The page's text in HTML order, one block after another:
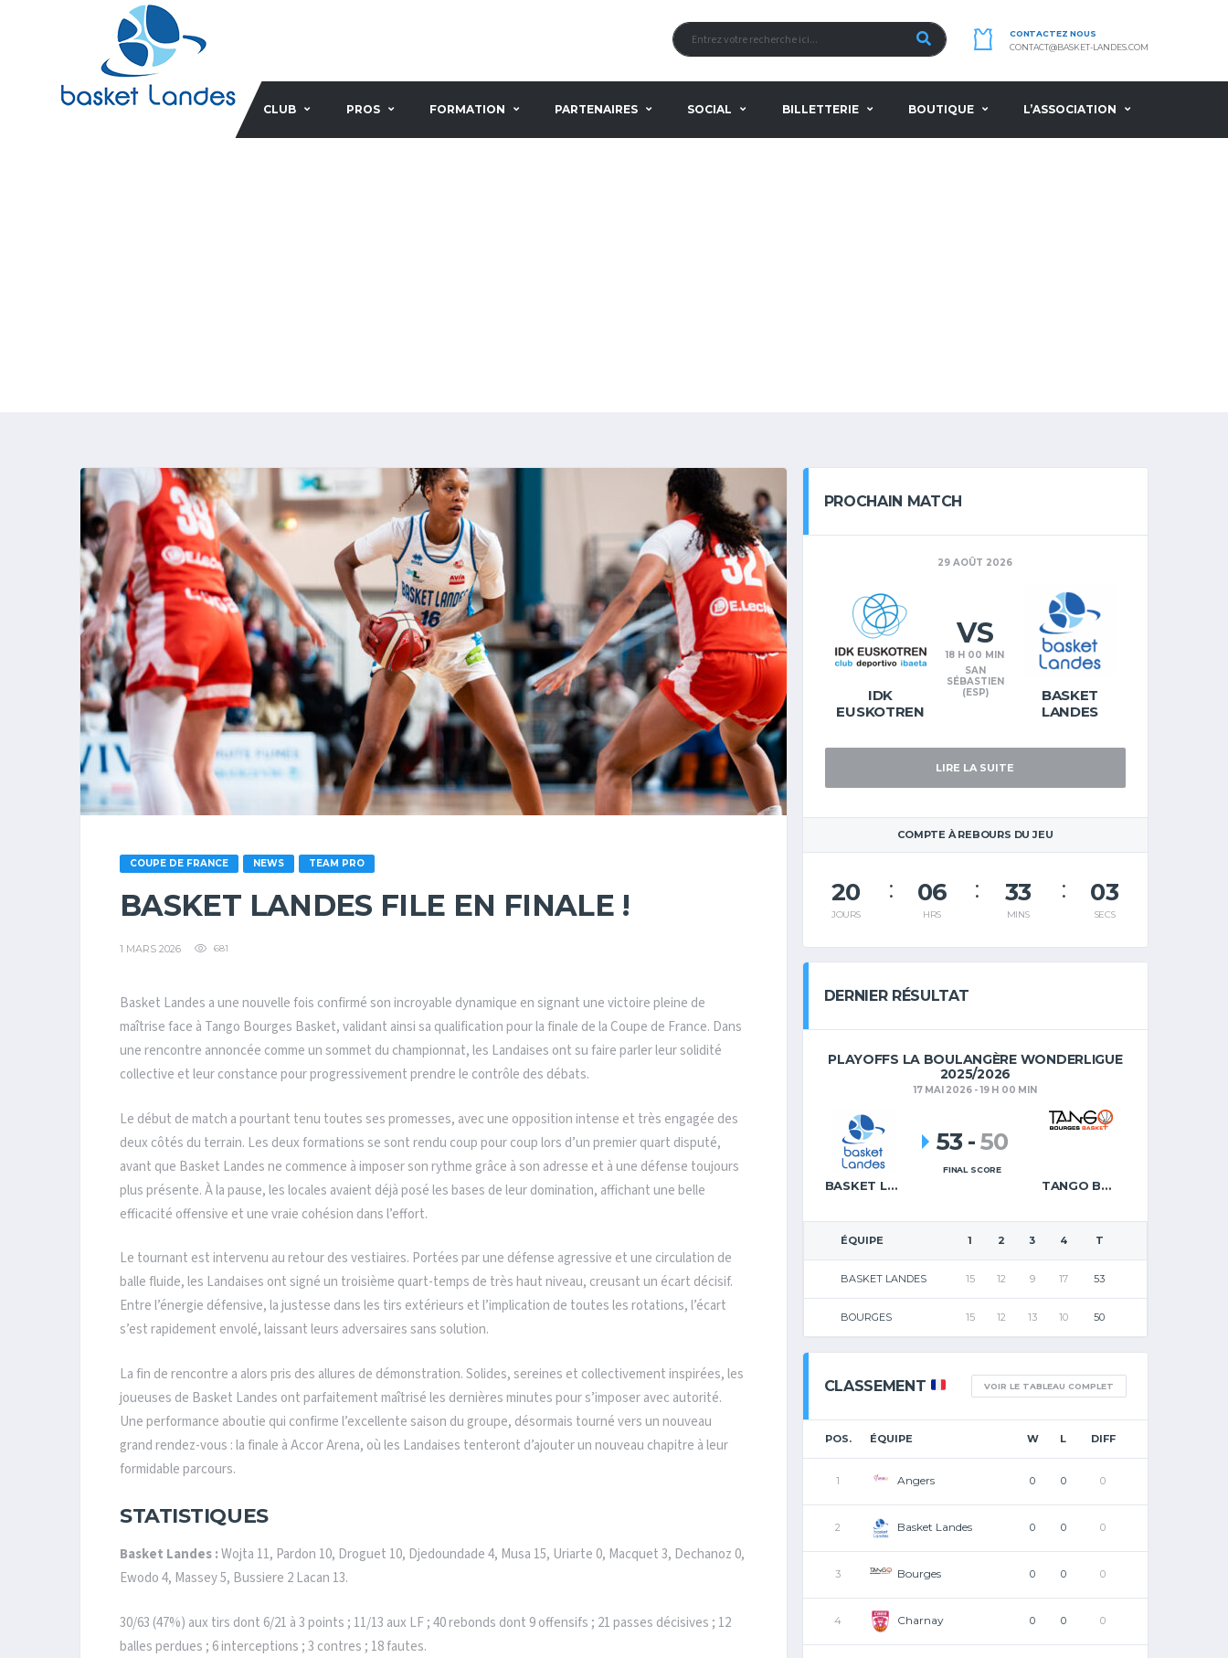
CONTACTEZ NOUS
CONTACT@BASKET-LANDES.COM
CLUB PROS FORMATION PARTENAIRES SOCIAL BILLETTERIE BOUTIQUE L’ASSOCIATION
COUPE DE FRANCE NEWS TEAM PRO
BASKET LANDES FILE EN FINALE !
1 MARS 2026 681
Basket Landes a une nouvelle fois confirmé son incroyable dynamique en signant une victoire pleine de
maîtrise face à Tango Bourges Basket, validant ainsi sa qualification pour la finale de la Coupe de France. Dans
une rencontre annoncée comme un sommet du championnat, les Landaises ont su faire parler leur solidité
collective et leur constance pour progressivement prendre le contrôle des débats.
Le début de match a pourtant tenu toutes ses promesses, avec une opposition intense et très engagée des
deux côtés du terrain. Les deux formations se sont rendu coup pour coup lors d’un premier quart disputé,
avant que Basket Landes ne commence à imposer son rythme grâce à son adresse et à une défense toujours
plus présente. À la pause, les locales avaient déjà posé les bases de leur domination, affichant une belle
efficacité offensive et une vraie cohésion dans l’effort.
Le tournant est intervenu au retour des vestiaires. Portées par une défense agressive et une circulation de
balle fluide, les Landaises ont signé un troisième quart-temps de très haut niveau, creusant un écart décisif.
Entre l’énergie défensive, la justesse dans les tirs extérieurs et l’implication de toutes les rotations, l’écart
s’est rapidement envolé, laissant leurs adversaires sans solution.
La fin de rencontre a alors pris des allures de démonstration. Solides, sereines et collectivement inspirées, les
joueuses de Basket Landes ont parfaitement maîtrisé les dernières minutes pour s’imposer avec autorité.
Une performance aboutie qui confirme l’excellente saison du groupe, désormais tourné vers un nouveau
grand rendez-vous : la finale àAccor Arena, où les Landaises tenteront d’ajouter un nouveau chapitre à leur
formidable parcours.
STATISTIQUES
Basket Landes :Wojta 11, Pardon 10, Droguet 10, Djedoundade 4, Musa 15, Uriarte 0, Macquet 3, Dechanoz 0,
Ewodo 4, Massey 5, Bussiere 2 Lacan 13.
30/63 (47%) aux tirs dont 6/21 à 3 points ; 11/13 aux LF ; 40 rebonds dont 9 offensifs ; 21 passes décisives ; 12
balles perdues ; 6 interceptions ; 3 contres ; 18 fautes.
PROCHAIN MATCH
29 AOÛT 2026
IDK
EUSKOTREN
BASKET
LANDES
VS
18 H 00 MIN
SAN
SÉBASTIEN
(ESP)
LIRE LA SUITE
COMPTE À REBOURS DU JEU
20
JOURS
06
HRS
33
MINS
02
SECS
DERNIER RÉSULTAT
PLAYOFFS LA BOULANGÈRE WONDERLIGUE
2025/2026
17 MAI 2026 - 19 H 00 MIN
BASKET LANDES TANGO BOURGES BASKET
53 -50
FINAL SCORE
ÉQUIPE 1 2 3 4 T
BASKET LANDES 15 12 9 17 53
BOURGES 15 12 13 10 50
CLASSEMENT VOIR LE TABLEAU COMPLET
POS. ÉQUIPE W L DIFF
1 Angers 0 0 0
2 Basket Landes 0 0 0
3 Bourges 0 0 0
4 Charnay 0 0 0